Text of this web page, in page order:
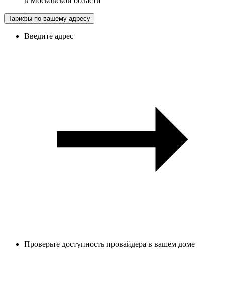
Тарифы по вашему адресу
Введите адрес
Проверьте доступность провайдера в вашем доме